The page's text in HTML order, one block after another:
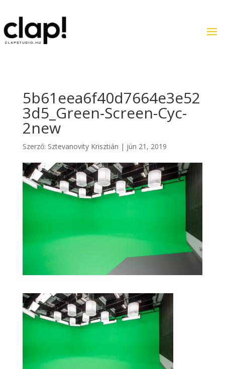
5b61eea6f40d7664e3e52
3d5_Green-Screen-Cyc-
2new
Szerző: Sztevanovity Krisztián | jún 21, 2019